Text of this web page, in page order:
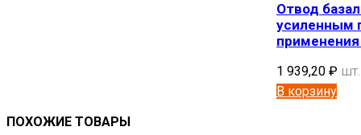
Отвод
усиленным
1 939,20 ₽ шт.
В корзину
ПОХОЖИЕ ТОВАРЫ